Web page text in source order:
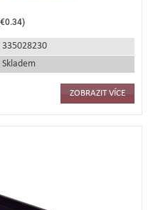
335028230
Skladem
ZOBRAZIT VÍCE